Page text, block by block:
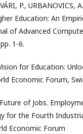
P., URBANOVICS,
Education: An
of Advanced
1-6.
for Education:
Economic Forum,
of Jobs.
for the Fourth
Economic Forum